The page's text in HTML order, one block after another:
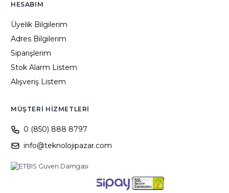
HESABIM
Üyelik Bilgilerim
Adres Bilgilerim
Siparişlerim
Stok Alarm Listem
Alışveriş Listem
MÜŞTERI HIZMETLERI
0 (850) 888 8797
info@teknolojipazar.com